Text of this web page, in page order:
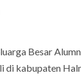
Besar
di kabupaten